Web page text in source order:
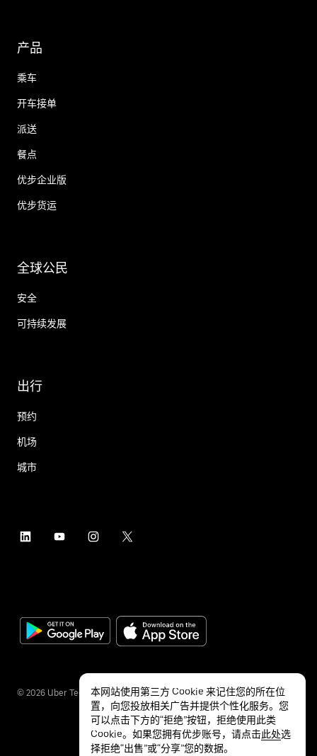
产品
乘车
开车接单
派送
餐点
优步企业版
优步货运
全球公民
安全
可持续发展
出行
预约
机场
城市
© 2026 Uber Technologies Inc.
本网站使用第三方 Cookie 来记住您的所在位
置，向您投放相关广告并提供个性化服务。您
可以点击下方的“拒绝”按钮，拒绝使用此类
Cookie。如果您拥有优步账号，请点击此处选
择拒绝“出售”或“分享”您的数据。